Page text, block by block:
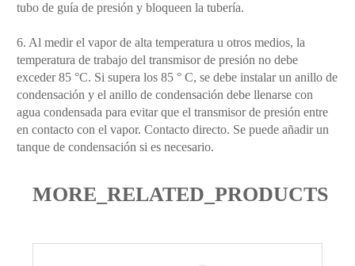
tubo de guía de presión y bloqueen la tubería.
6. Al medir el vapor de alta temperatura u otros medios, la
temperatura de trabajo del transmisor de presión no debe
exceder 85 °C. Si supera los 85 ° C, se debe instalar un anillo de
condensación y el anillo de condensación debe llenarse con
agua condensada para evitar que el transmisor de presión entre
en contacto con el vapor. Contacto directo. Se puede añadir un
tanque de condensación si es necesario.
MORE_RELATED_PRODUCTS